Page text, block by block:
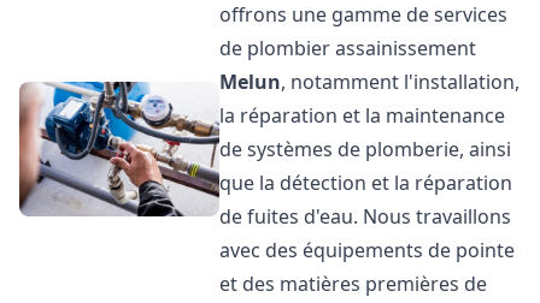
offrons une gamme de services
de plombier assainissement
Melun, notamment l'installation,
la réparation et la maintenance
de systèmes de plomberie, ainsi
que la détection et la réparation
de fuites d'eau. Nous travaillons
avec des équipements de pointe
et des matières premières de